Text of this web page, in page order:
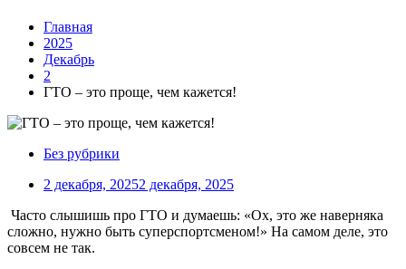
Главная
2025
Декабрь
2
ГТО – это проще, чем кажется!
Без рубрики
2 декабря, 20252 декабря, 2025
Часто слышишь про ГТО и думаешь: «Ох, это же наверняка
сложно, нужно быть суперспортсменом!» На самом деле, это
совсем не так.